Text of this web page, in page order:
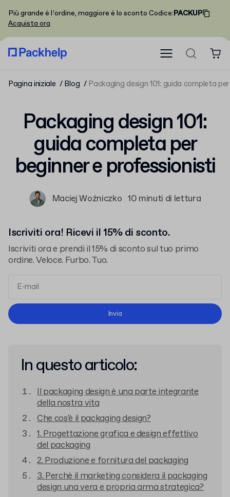
Più grande è l’ordine, maggiore è lo sconto Codice:PACKUP
Acquista ora
Pagina iniziale Blog Packaging design 101: guida completa
Packaging design 101:
guida completa per
beginner e professionisti
Maciej Woźniczko 10 minuti di lettura
Iscriviti ora! Ricevi il 15% di sconto.
Iscriviti ora e prendi il 15% di sconto sul tuo primo
ordine. Veloce. Furbo. Tuo.
termini e le condizioni l'informativa sulla privacy
Invia
In questo articolo:
Il packaging design è una parte integrante
della nostra vita
Che cos'è il packaging design?
1. Progettazione grafica e design effettivo
del packaging
2. Produzione e fornitura del packaging
3. Perchè il marketing considera il packaging
design una vera e propria arma strategica?